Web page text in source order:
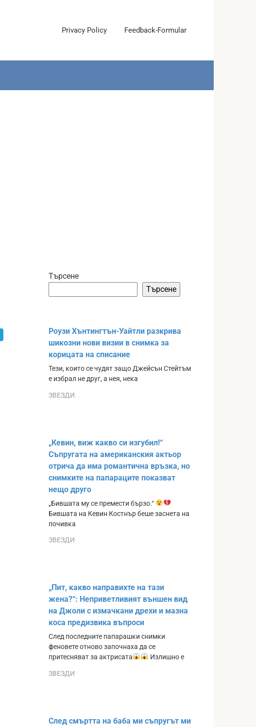
Privacy Policy Feedback-Formular
Търсене
Търсене
Роузи Хънтингтън-Уайтли разкрива
шикозни нови визии в снимка за
корицата на списание
Тези, които се чудят защо Джейсън Стейтъм
е избрал не друг, а нея, нека
ЗВЕЗДИ
„Кевин, виж какво си изгубил!“
Съпругата на американския актьор
отрича да има романтична връзка, но
снимките на папараците показват
нещо друго
„Бившата му се премести бързо.“
Бившата на Кевин Костнър беше заснета на
почивка
ЗВЕЗДИ
„Пит, какво направихте на тази
жена?“: Неприветливият външен вид
на Джоли с измачкани дрехи и мазна
коса предизвика въпроси
След последните папарашки снимки
феновете отново започнаха да се
притесняват за актрисата
Излишно е
ЗВЕЗДИ
След смъртта на баба ми съпругът ми